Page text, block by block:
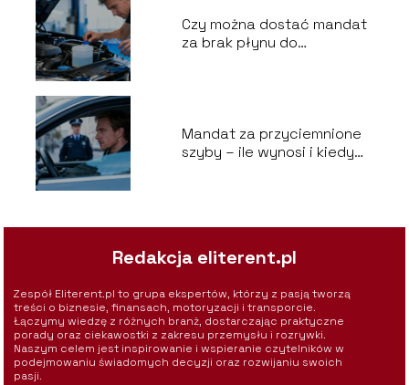
Czy można dostać mandat
za brak płynu do
Mandat za przyciemnione
szyby – ile wynosi i kiedy
Redakcja eliterent.pl
Zespół Eliterent.pl to grupa ekspertów, którzy z pasją tworzą
treści o biznesie, finansach, motoryzacji i transporcie.
Łączymy wiedzę z różnych branż, dostarczając praktyczne
porady oraz ciekawostki z zakresu przemysłu i rozrywki.
Naszym celem jest inspirowanie i wspieranie czytelników w
podejmowaniu świadomych decyzji oraz rozwijaniu swoich
pasji.